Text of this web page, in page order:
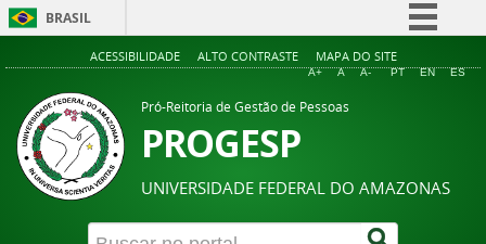
BRASIL
Simplifique!
Acesso à informação
Legislação
Canais
ACESSIBILIDADE ALTO CONTRASTE MAPA DO SITE
A+ A A- PT EN ES
Pró-Reitoria de Gestão de Pessoas
PROGESP
UNIVERSIDADE FEDERAL DO AMAZONAS